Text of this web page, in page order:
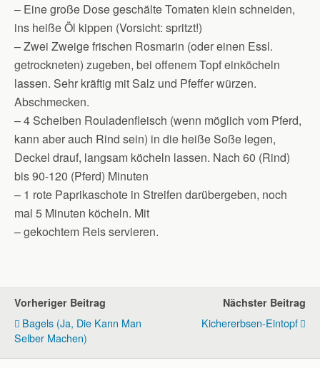
– Eine große Dose geschälte Tomaten klein schneiden,
ins heiße Öl kippen (Vorsicht: spritzt!)
– Zwei Zweige frischen Rosmarin (oder einen Essl.
getrockneten) zugeben, bei offenem Topf einköcheln
lassen. Sehr kräftig mit Salz und Pfeffer würzen.
Abschmecken.
– 4 Scheiben Rouladenfleisch (wenn möglich vom Pferd,
kann aber auch Rind sein) in die heiße Soße legen,
Deckel drauf, langsam köcheln lassen. Nach 60 (Rind)
bis 90-120 (Pferd) Minuten
– 1 rote Paprikaschote in Streifen darübergeben, noch
mal 5 Minuten köcheln. Mit
– gekochtem Reis servieren.
Vorheriger Beitrag
Bagels (ja, Die Kann Man
Selber Machen)
Nächster Beitrag
Kichererbsen-Eintopf